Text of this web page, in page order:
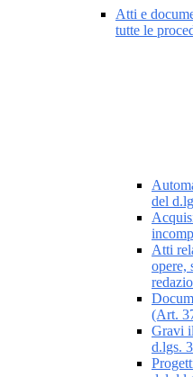
Atti e
tutte le
del
Atti
opere,
(Art.
Gravi
d.lgs.